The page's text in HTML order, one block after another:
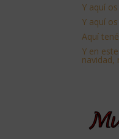
Y aquí
Y aquí
Aquí
Y en
navidad,